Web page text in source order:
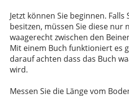
Jetzt können Sie beginnen. Falls
besitzen, müssen Sie diese nur
waagerecht zwischen den
Mit einem Buch funktioniert es
darauf achten dass das Buch
wird.
Messen Sie die Länge vom